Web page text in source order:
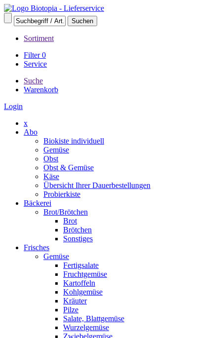
Sortiment
Filter0
Service
Suche
Warenkorb
Login
x
Abo
Biokiste individuell
Gemüse
Obst
Obst & Gemüse
Käse
Übersicht Ihrer Dauerbestellungen
Probierkiste
Bäckerei
Brot/Brötchen
Brot
Brötchen
Sonstiges
Frisches
Gemüse
Fertigsalate
Fruchtgemüse
Kartoffeln
Kohlgemüse
Kräuter
Pilze
Salate, Blattgemüse
Wurzelgemüse
Zwiebelgemüse